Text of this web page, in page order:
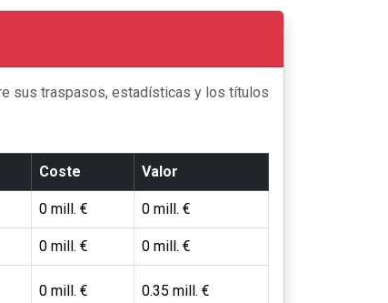
sus traspasos, estadísticas y los títulos
Coste Valor
0 mill. € 0 mill. €
0 mill. € 0 mill. €
0 mill. € 0.35 mill. €